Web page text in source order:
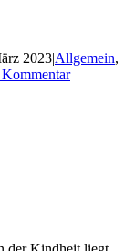
2023|Allgemein,
Kommentar